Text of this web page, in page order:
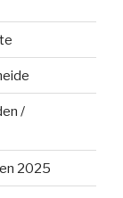
/
2025